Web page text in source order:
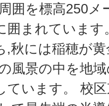
囲を標高250メ
囲まれています
,秋には稲穂が
風景の中を地
ています。 校